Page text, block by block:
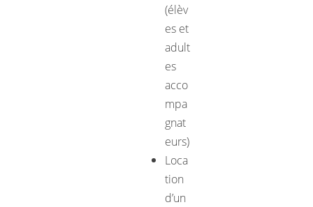
(élèv
es et
adult
es
acco
mpa
gnat
eurs)
Loca
tion
d’un